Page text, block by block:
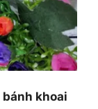
khoai